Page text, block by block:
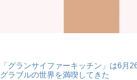
「グランサイファーキッチン」は6
グラブルの世界を満喫してきた